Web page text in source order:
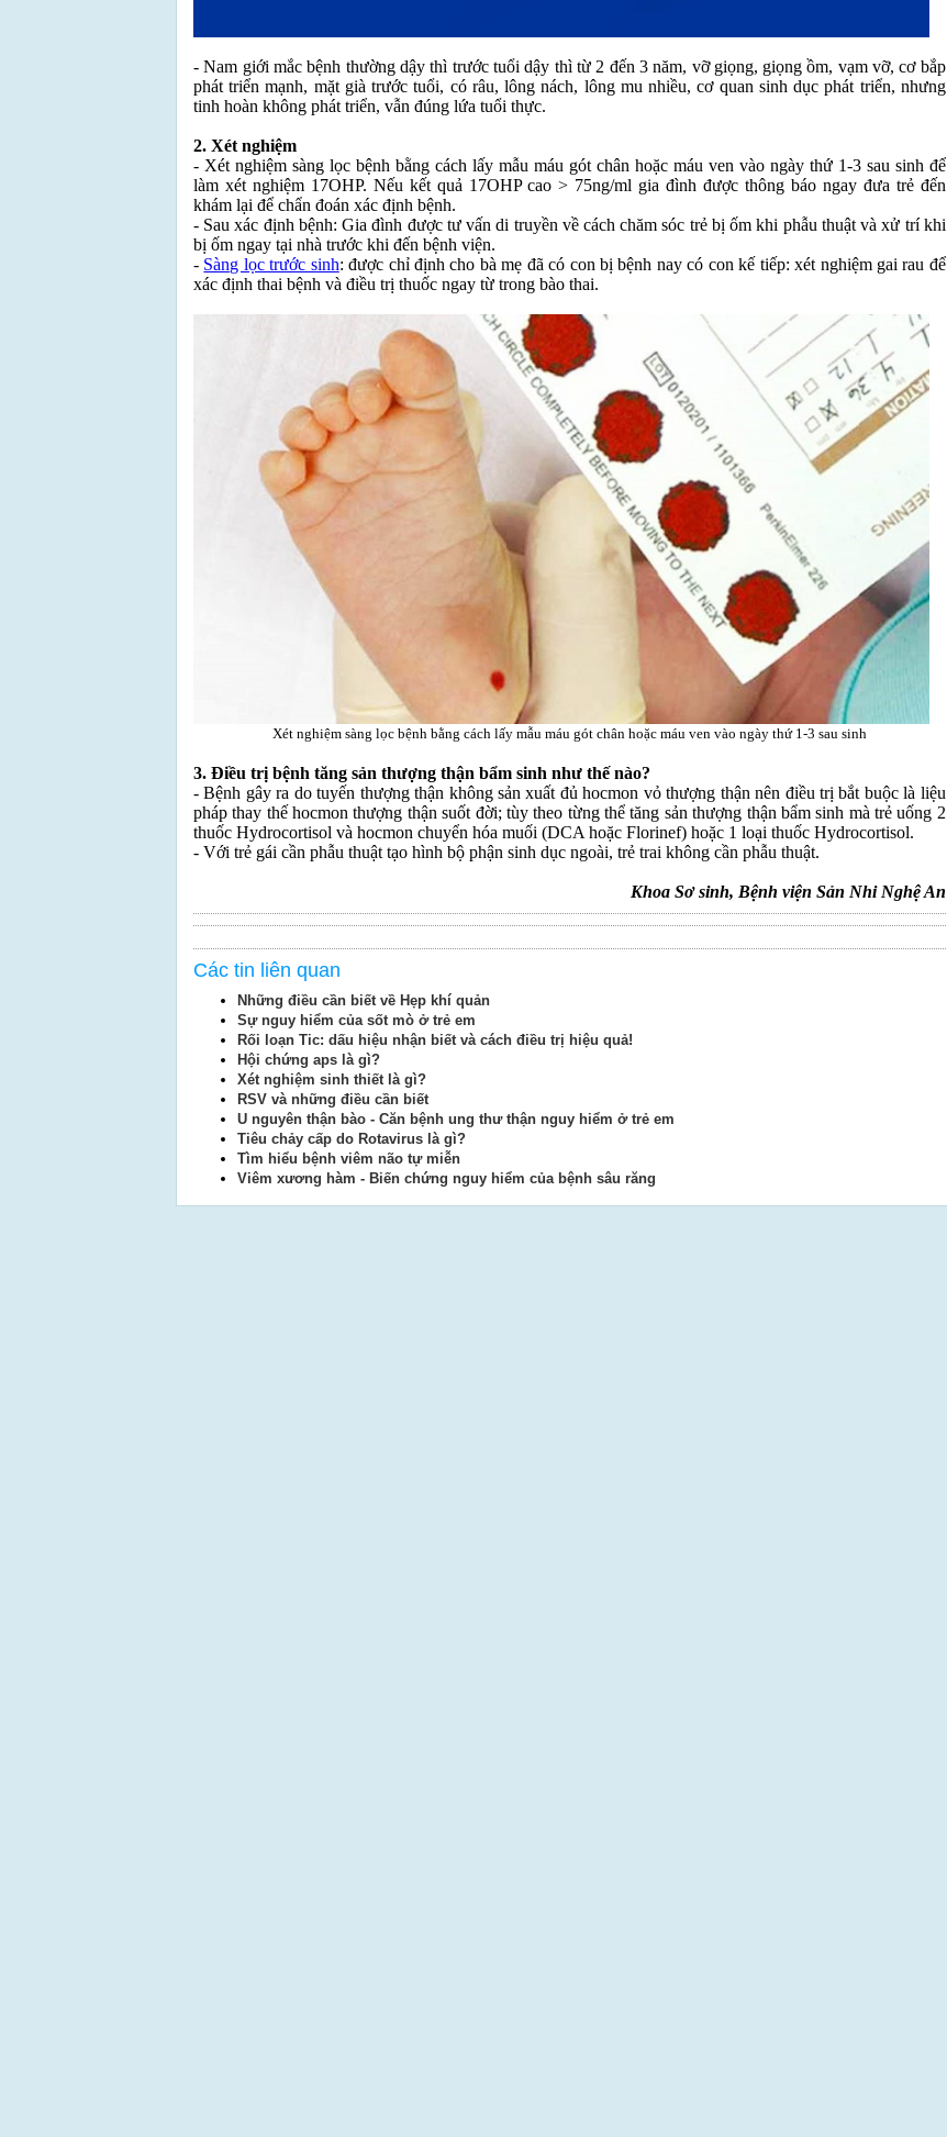
- Nam giới mắc bệnh thường dậy thì trước tuổi dậy thì từ 2 đến 3 năm, vỡ giọng, giọng ồm, vạm vỡ, cơ bắp
phát triển mạnh, mặt già trước tuổi, có râu, lông nách, lông mu nhiều, cơ quan sinh dục phát triển, nhưng
tinh hoàn không phát triển, vẫn đúng lứa tuổi thực.
2. Xét nghiệm
- Xét nghiệm sàng lọc bệnh bằng cách lấy mẫu máu gót chân hoặc máu ven vào ngày thứ 1-3 sau sinh để
làm xét nghiệm 17OHP. Nếu kết quả 17OHP cao > 75ng/ml gia đình được thông báo ngay đưa trẻ đến
khám lại để chẩn đoán xác định bệnh.
- Sau xác định bệnh: Gia đình được tư vấn di truyền về cách chăm sóc trẻ bị ốm khi phẫu thuật và xử trí khi
bị ốm ngay tại nhà trước khi đến bệnh viện.
- Sàng lọc trước sinh: được chỉ định cho bà mẹ đã có con bị bệnh nay có con kế tiếp: xét nghiệm gai rau để
xác định thai bệnh và điều trị thuốc ngay từ trong bào thai.
Xét nghiệm sàng lọc bệnh bằng cách lấy mẫu máu gót chân hoặc máu ven vào ngày thứ 1-3 sau sinh
3. Điều trị bệnh tăng sản thượng thận bẩm sinh như thế nào?
- Bệnh gây ra do tuyến thượng thận không sản xuất đủ hocmon vỏ thượng thận nên điều trị bắt buộc là liệu
pháp thay thế hocmon thượng thận suốt đời; tùy theo từng thể tăng sản thượng thận bẩm sinh mà trẻ uống 2
thuốc Hydrocortisol và hocmon chuyển hóa muối (DCA hoặc Florinef) hoặc 1 loại thuốc Hydrocortisol.
- Với trẻ gái cần phẫu thuật tạo hình bộ phận sinh dục ngoài, trẻ trai không cần phẫu thuật.
Khoa Sơ sinh, Bệnh viện Sản Nhi Nghệ An
Các tin liên quan
Những điều cần biết về Hẹp khí quản
Sự nguy hiểm của sốt mò ở trẻ em
Rối loạn Tic: dấu hiệu nhận biết và cách điều trị hiệu quả!
Hội chứng aps là gì?
Xét nghiệm sinh thiết là gì?
RSV và những điều cần biết
U nguyên thận bào - Căn bệnh ung thư thận nguy hiểm ở trẻ em
Tiêu chảy cấp do Rotavirus là gì?
Tìm hiểu bệnh viêm não tự miễn
Viêm xương hàm - Biến chứng nguy hiểm của bệnh sâu răng